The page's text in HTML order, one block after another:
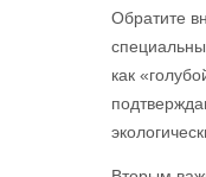
Обратите
как